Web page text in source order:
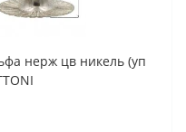
нерж цв никель (уп